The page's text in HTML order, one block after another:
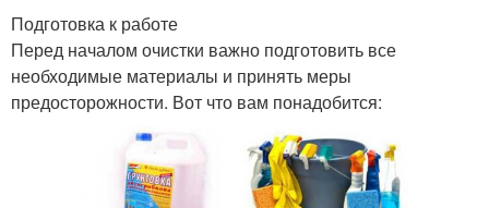
Подготовка к работе
Перед началом очистки важно подготовить все
необходимые материалы и принять меры
предосторожности. Вот что вам понадобится: